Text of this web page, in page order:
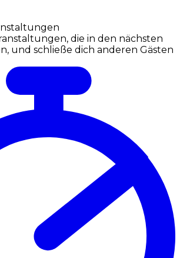
die in den nächsten
und schließe dich anderen Gästen